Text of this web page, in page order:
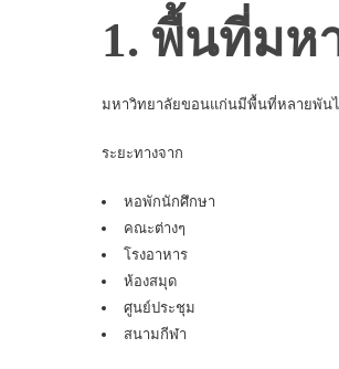
1. พื้นที่มห
มหาวิทยาลัยขอนแก่นมีพื้นที่หลายพัน
ระยะทางจาก
หอพักนักศึกษา
คณะต่างๆ
โรงอาหาร
ห้องสมุด
ศูนย์ประชุม
สนามกีฬา